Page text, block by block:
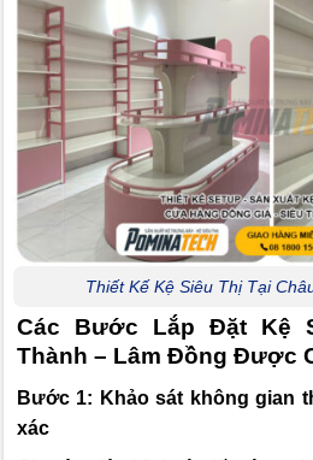
Thiết Kế Kệ Siêu Thị Tại
Các Bước Lắp Đặt Kệ
Thành – Lâm Đồng Được
Bước 1: Khảo sát không gian
xác